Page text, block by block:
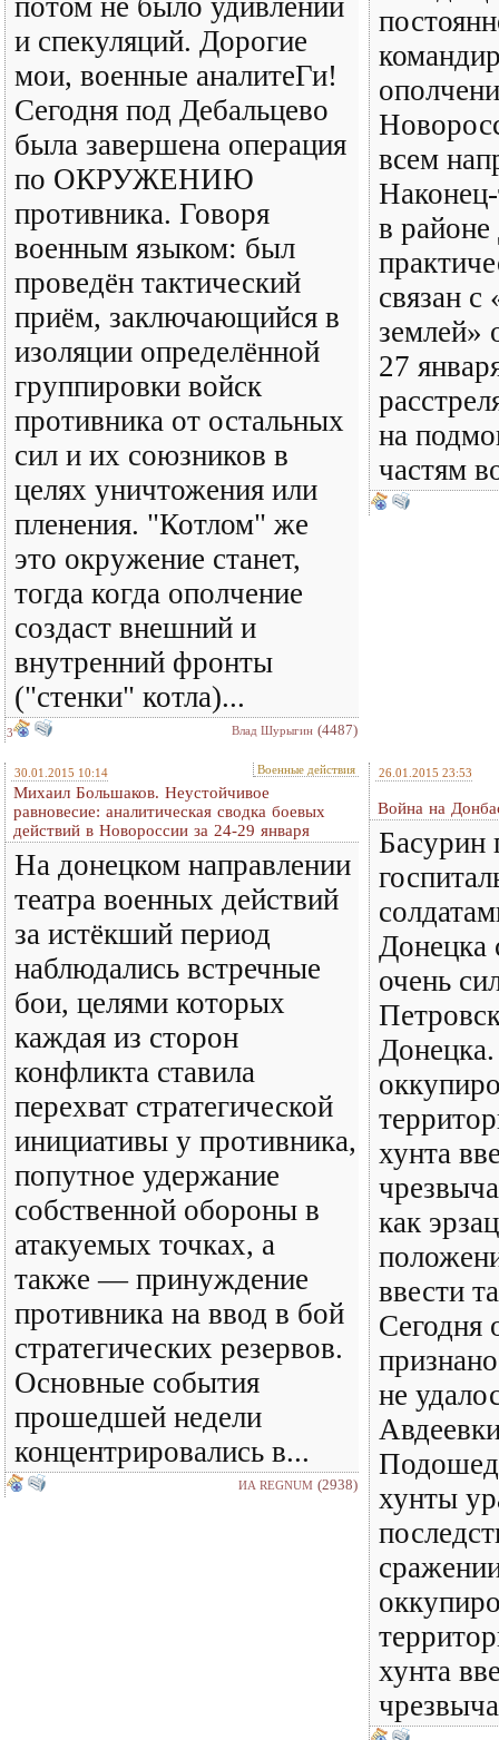
и спекуляций. Дорогие
мои, военные аналитеГи!
Сегодня под Дебальцево
была завершена операция
по ОКРУЖЕНИЮ
противника. Говоря
военным языком: был
проведён тактический
приём, заключающийся в
изоляции определённой
группировки войск
противника от остальных
сил и их союзников в
целях уничтожения или
пленения. "Котлом" же
это окружение станет,
тогда когда ополчение
создаст внешний и
внутренний фронты
("стенки" котла)...
3 Влад Шурыгин (4487)
всем
в
связан
землей»
27
на
частям
30.01.2015 10:14 Военные действия
Михаил Большаков. Неустойчивое
равновесие: аналитическая сводка боевых
действий в Новороссии за 24-29 января
На донецком направлении
театра военных действий
за истёкший период
наблюдались встречные
бои, целями которых
каждая из сторон
конфликта ставила
перехват стратегической
инициативы у противника,
попутное удержание
собственной обороны в
атакуемых точках, а
также — принуждение
противника на ввод в бой
стратегических резервов.
Основные события
прошедшей недели
концентрировались в...
ИА REGNUM (2938)
26.01.2015 23:53
Война на
Басурин
очень
хунта
как
ввести
Сегодня
не
хунты
хунта